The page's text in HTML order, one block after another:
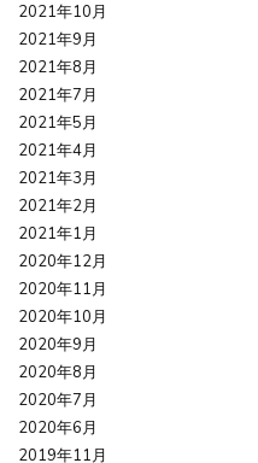
2021年10月
2021年9月
2021年8月
2021年7月
2021年5月
2021年4月
2021年3月
2021年2月
2021年1月
2020年12月
2020年11月
2020年10月
2020年9月
2020年8月
2020年7月
2020年6月
2019年11月